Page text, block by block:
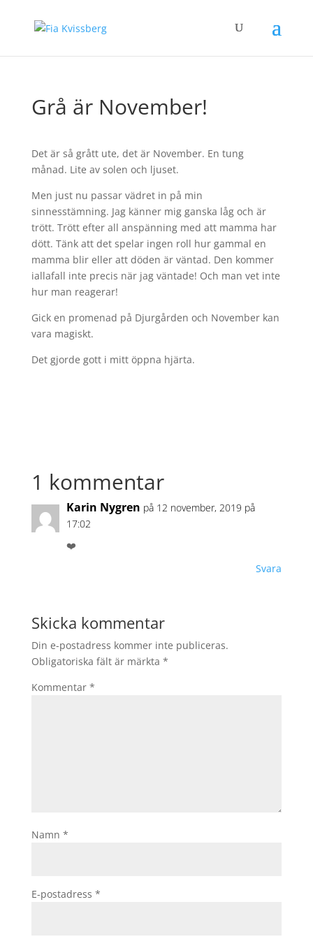
Grå är November!
Det är så grått ute, det är November. En tung
månad. Lite av solen och ljuset.
Men just nu passar vädret in på min
sinnesstämning. Jag känner mig ganska låg och är
trött. Trött efter all anspänning med att mamma har
dött. Tänk att det spelar ingen roll hur gammal en
mamma blir eller att döden är väntad. Den kommer
iallafall inte precis när jag väntade! Och man vet inte
hur man reagerar!
Gick en promenad på Djurgården och November kan
vara magiskt.
Det gjorde gott i mitt öppna hjärta.
1 kommentar
Karin Nygren på 12 november, 2019 på
17:02
❤️
Svara
Skicka kommentar
Din e-postadress kommer inte publiceras.
Obligatoriska fält är märkta *
Kommentar *
Namn *
E-postadress *